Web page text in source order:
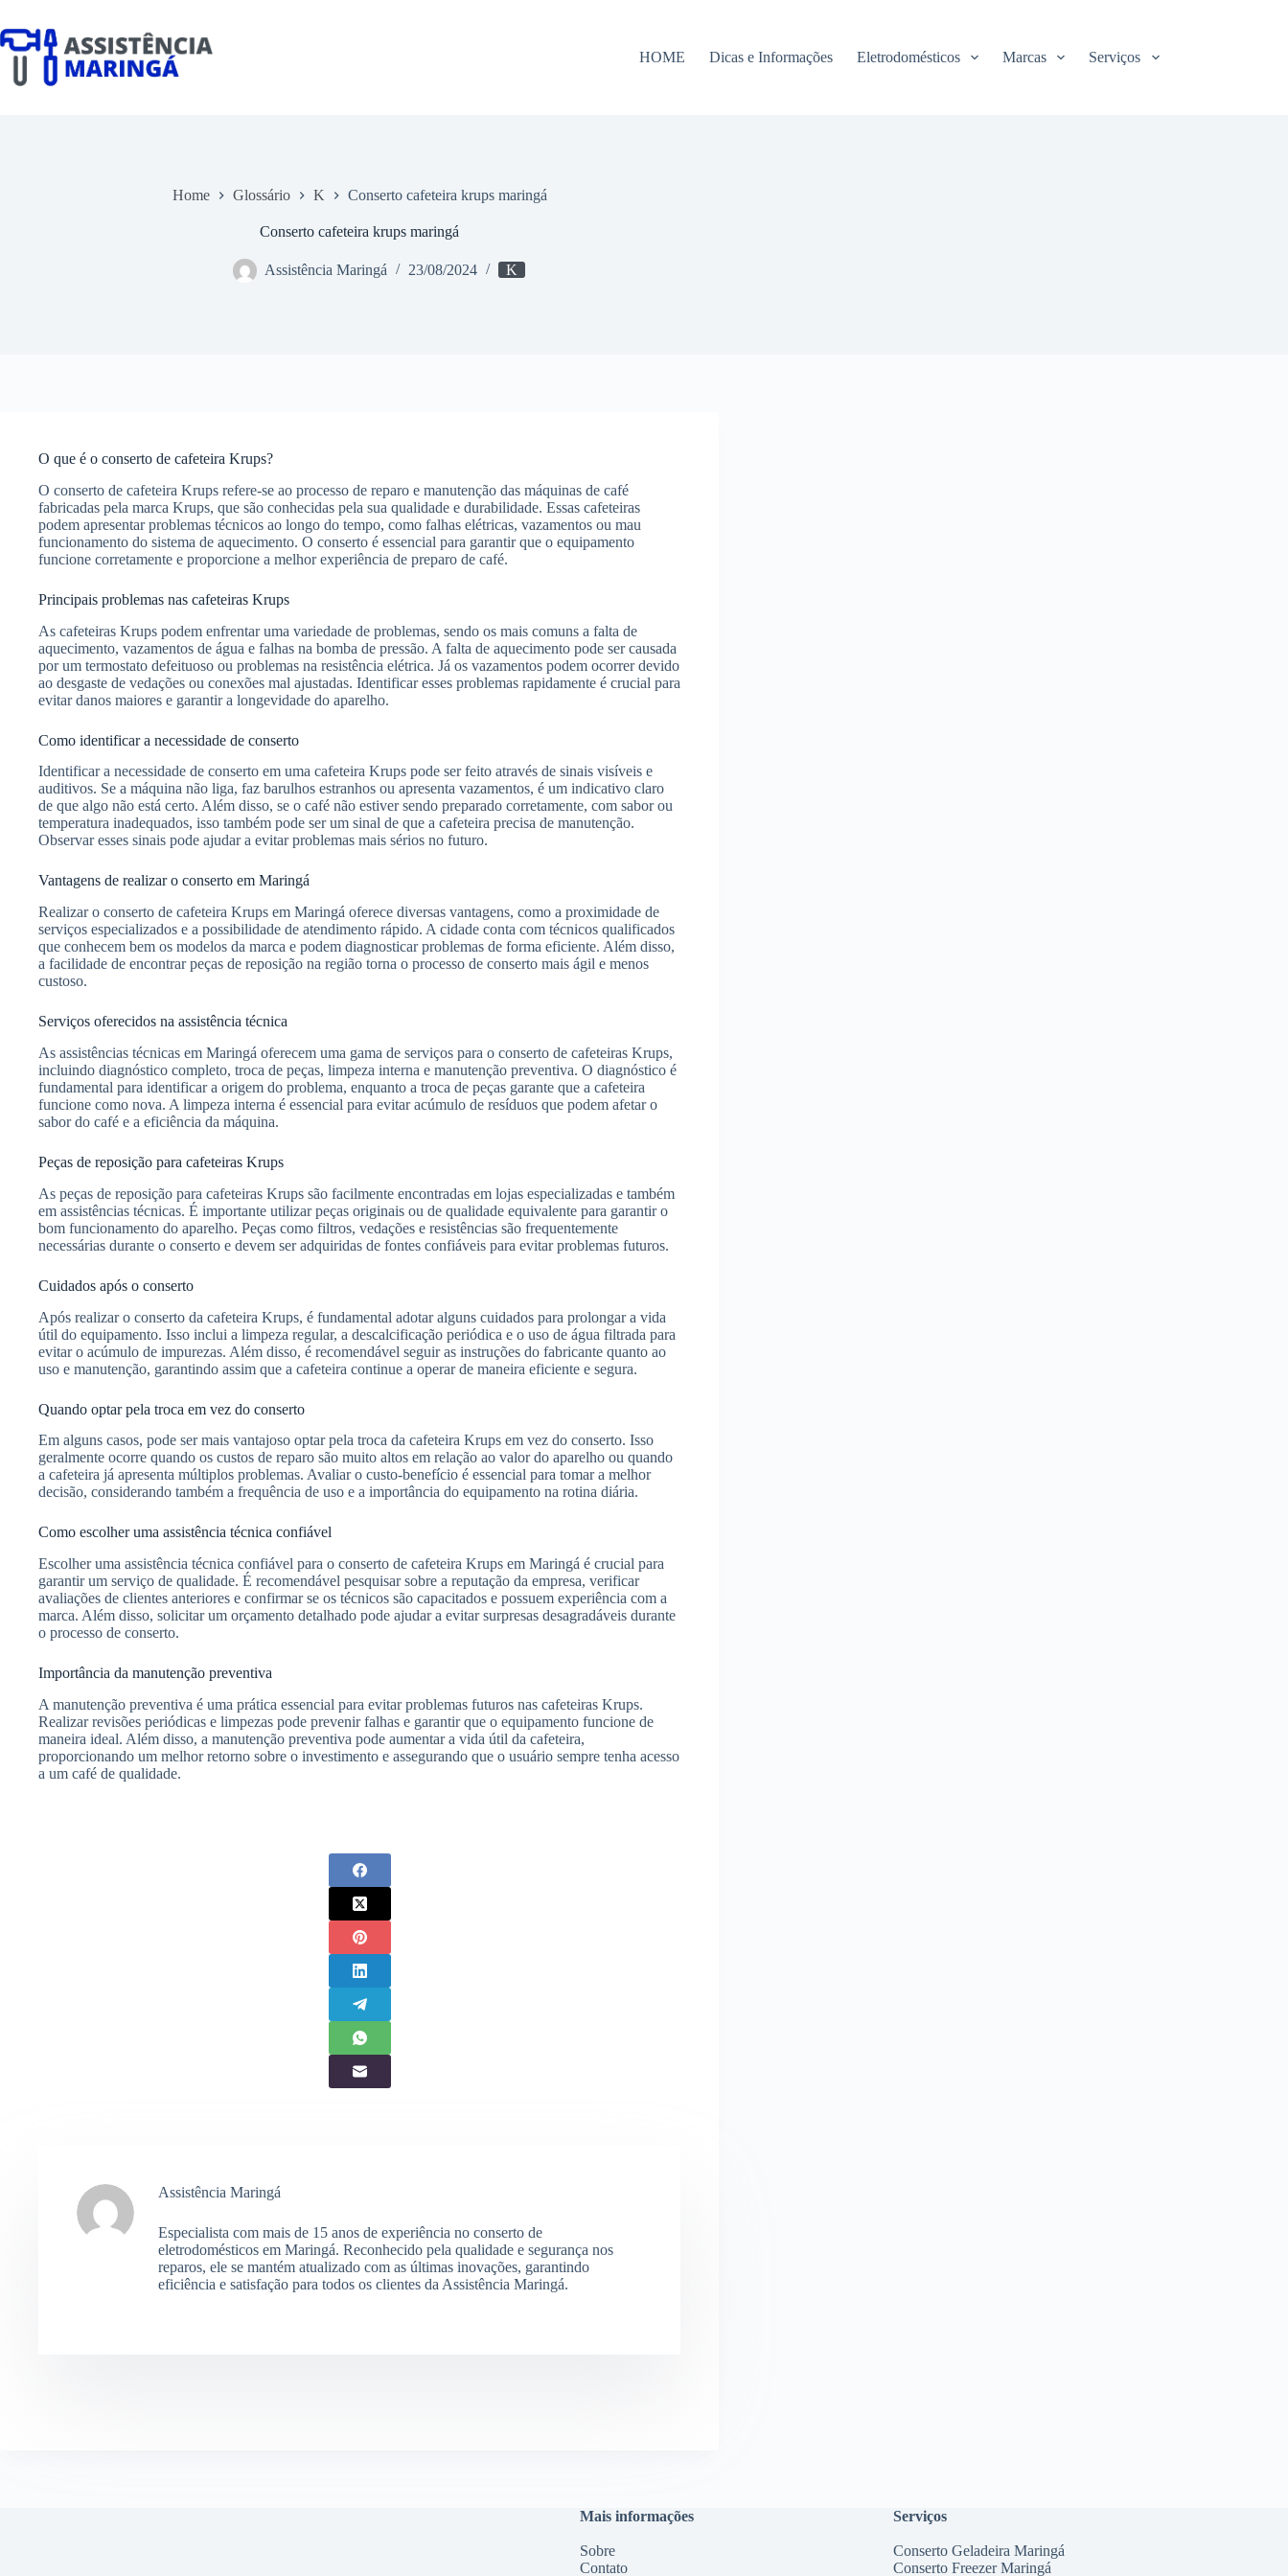
o
conteúdo
HOME Dicas e Informações Eletrodomésticos Marcas Serviços
Home Glossário K Conserto cafeteira krups maringá
Conserto cafeteira krups maringá
Assistência Maringá 23/08/2024 K
O que é o conserto de cafeteira Krups?
O conserto de cafeteira Krups refere-se ao processo de reparo e manutenção das máquinas de café
fabricadas pela marca Krups, que são conhecidas pela sua qualidade e durabilidade. Essas cafeteiras
podem apresentar problemas técnicos ao longo do tempo, como falhas elétricas, vazamentos ou mau
funcionamento do sistema de aquecimento. O conserto é essencial para garantir que o equipamento
funcione corretamente e proporcione a melhor experiência de preparo de café.
Principais problemas nas cafeteiras Krups
As cafeteiras Krups podem enfrentar uma variedade de problemas, sendo os mais comuns a falta de
aquecimento, vazamentos de água e falhas na bomba de pressão. A falta de aquecimento pode ser causada
por um termostato defeituoso ou problemas na resistência elétrica. Já os vazamentos podem ocorrer devido
ao desgaste de vedações ou conexões mal ajustadas. Identificar esses problemas rapidamente é crucial para
evitar danos maiores e garantir a longevidade do aparelho.
Como identificar a necessidade de conserto
Identificar a necessidade de conserto em uma cafeteira Krups pode ser feito através de sinais visíveis e
auditivos. Se a máquina não liga, faz barulhos estranhos ou apresenta vazamentos, é um indicativo claro
de que algo não está certo. Além disso, se o café não estiver sendo preparado corretamente, com sabor ou
temperatura inadequados, isso também pode ser um sinal de que a cafeteira precisa de manutenção.
Observar esses sinais pode ajudar a evitar problemas mais sérios no futuro.
Vantagens de realizar o conserto em Maringá
Realizar o conserto de cafeteira Krups em Maringá oferece diversas vantagens, como a proximidade de
serviços especializados e a possibilidade de atendimento rápido. A cidade conta com técnicos qualificados
que conhecem bem os modelos da marca e podem diagnosticar problemas de forma eficiente. Além disso,
a facilidade de encontrar peças de reposição na região torna o processo de conserto mais ágil e menos
custoso.
Serviços oferecidos na assistência técnica
As assistências técnicas em Maringá oferecem uma gama de serviços para o conserto de cafeteiras Krups,
incluindo diagnóstico completo, troca de peças, limpeza interna e manutenção preventiva. O diagnóstico é
fundamental para identificar a origem do problema, enquanto a troca de peças garante que a cafeteira
funcione como nova. A limpeza interna é essencial para evitar acúmulo de resíduos que podem afetar o
sabor do café e a eficiência da máquina.
Peças de reposição para cafeteiras Krups
As peças de reposição para cafeteiras Krups são facilmente encontradas em lojas especializadas e também
em assistências técnicas. É importante utilizar peças originais ou de qualidade equivalente para garantir o
bom funcionamento do aparelho. Peças como filtros, vedações e resistências são frequentemente
necessárias durante o conserto e devem ser adquiridas de fontes confiáveis para evitar problemas futuros.
Cuidados após o conserto
Após realizar o conserto da cafeteira Krups, é fundamental adotar alguns cuidados para prolongar a vida
útil do equipamento. Isso inclui a limpeza regular, a descalcificação periódica e o uso de água filtrada para
evitar o acúmulo de impurezas. Além disso, é recomendável seguir as instruções do fabricante quanto ao
uso e manutenção, garantindo assim que a cafeteira continue a operar de maneira eficiente e segura.
Quando optar pela troca em vez do conserto
Em alguns casos, pode ser mais vantajoso optar pela troca da cafeteira Krups em vez do conserto. Isso
geralmente ocorre quando os custos de reparo são muito altos em relação ao valor do aparelho ou quando
a cafeteira já apresenta múltiplos problemas. Avaliar o custo-benefício é essencial para tomar a melhor
decisão, considerando também a frequência de uso e a importância do equipamento na rotina diária.
Como escolher uma assistência técnica confiável
Escolher uma assistência técnica confiável para o conserto de cafeteira Krups em Maringá é crucial para
garantir um serviço de qualidade. É recomendável pesquisar sobre a reputação da empresa, verificar
avaliações de clientes anteriores e confirmar se os técnicos são capacitados e possuem experiência com a
marca. Além disso, solicitar um orçamento detalhado pode ajudar a evitar surpresas desagradáveis durante
o processo de conserto.
Importância da manutenção preventiva
A manutenção preventiva é uma prática essencial para evitar problemas futuros nas cafeteiras Krups.
Realizar revisões periódicas e limpezas pode prevenir falhas e garantir que o equipamento funcione de
maneira ideal. Além disso, a manutenção preventiva pode aumentar a vida útil da cafeteira,
proporcionando um melhor retorno sobre o investimento e assegurando que o usuário sempre tenha acesso
a um café de qualidade.
Assistência Maringá
Especialista com mais de 15 anos de experiência no conserto de
eletrodomésticos em Maringá. Reconhecido pela qualidade e segurança nos
reparos, ele se mantém atualizado com as últimas inovações, garantindo
eficiência e satisfação para todos os clientes da Assistência Maringá.
Mais informações
Sobre
Contato
Serviços
Conserto Geladeira Maringá
Conserto Freezer Maringá